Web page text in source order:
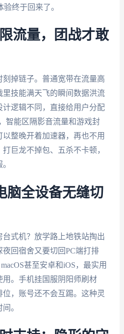
终于回来了。
流量，团战才敢
掉链子。普通宽带在流量高
技能满天飞的瞬间数据洪流
逻辑不同，直接给用户分配
智能区隔影音流量和游戏封
整晚开着加速器，再也不用
巨龙不掉包、五杀不卡顿，
脑全设备无缝切
式机？放学路上地铁站掏出
回宿舍又要切回PC端打排
甚至安卓和iOS，最实用
。手机挂国服阴阳师刷材
，账号还不会互踢。这种灵
。